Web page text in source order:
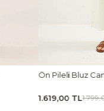
Ön Pileli Bluz Camel
1.619,00 TL1.799,00